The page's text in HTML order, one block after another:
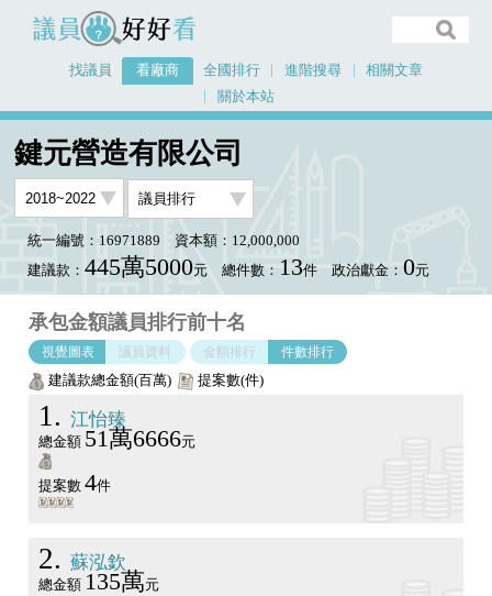
議員好好看
找議員 看廠商 全國排行 進階搜尋
相關文章
關於本站
鍵元營造有限公司
統一編號：16971889
資本額：12,000,000
建議款： 445萬5000元 總件數： 13件 政治獻金： 0元
承包金額議員排行前十名
視覺圖表 議員資料 金額排行 件數排行
建議款總金額(百萬) 提案數(件)
1 江怡臻
總金額 51萬6666元
提案數 4件
2 蘇泓欽
總金額 135萬元